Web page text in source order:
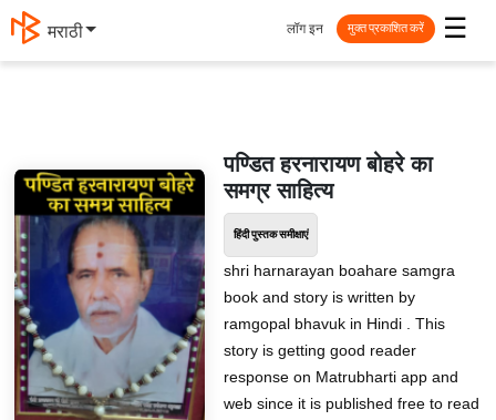
मराठी ☰
लॉग इन मुक्त प्रकाशित करें
पण्डित हरनारायण बोहरे का
समग्र साहित्य
हिंदी पुस्तक समीक्षाएं
shri harnarayan boahare samgra
book and story is written by
ramgopal bhavuk in Hindi . This
story is getting good reader
response on Matrubharti app and
web since it is published free to read